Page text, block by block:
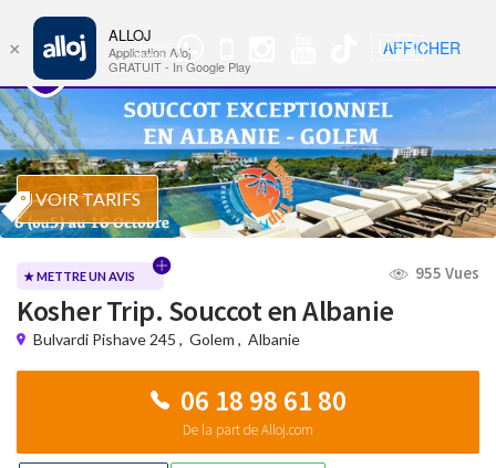
Groupe
WhatsApp
🇺🇸 Nav
VOIR TARIFS
★ METTRE UN AVIS 955 Vues
Kosher Trip. Souccot en Albanie
Bulvardi Pishave 245 , Golem , Albanie
06 18 98 61 80
De la part de Alloj.com
×
ALLOJ
Application Alloj
GRATUIT - In Google Play
AFFICHER